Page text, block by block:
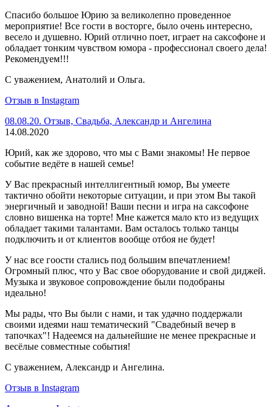
Спасибо большое Юрию за великолепно проведенное
мероприятие! Все гости в восторге, было очень интересно,
весело и душевно. Юрий отлично поет, играет на саксофоне и
обладает тонким чувством юмора - профессионал своего дела!
Рекомендуем!!!
С уважением, Анатолий и Ольга.
Отзыв в Instagram
08.08.20. Отзыв, Свадьба, Александр и Ангелина
14.08.2020
Юрий, как же здорово, что мы с Вами знакомы! Не первое
событие ведёте в нашей семье!
У Вас прекрасный интеллигентный юмор, Вы умеете
тактично обойти некоторые ситуации, и при этом Вы такой
энергичный и заводной! Ваши песни и игра на саксофоне
словно вишенка на торте! Мне кажется мало кто из ведущих
обладает такими талантами. Вам осталось только танцы
подключить и от клиентов вообще отбоя не будет!
У нас все гоости стались под большим впечатлением!
Огромный плюс, что у Вас свое оборудование и свой диджей.
Музыка и звуковое сопровождение были подобраны
идеально!
Мы рады, что Вы были с нами, и так удачно поддержали
своими идеями наш тематический "Свадебный вечер в
тапочках"! Надеемся на дальнейшие не менее прекрасные и
весёлые совместные события!
С уважением, Александр и Ангелина.
Отзыв в Instagram